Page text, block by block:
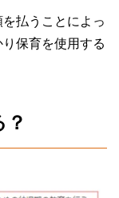
払うことによっ
保育を使用する